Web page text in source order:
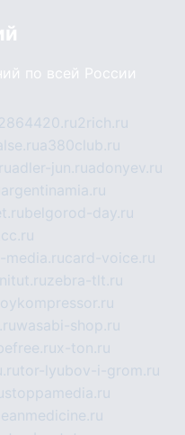
по всей России
2864420.ru2rich.ru
a380club.ru
adler-jun.ruadonyev.ru
argentinamia.ru
belgorod-day.ru
media.rucard-voice.ru
zebra-tlt.ru
wasabi-shop.ru
x-ton.ru
tor-lyubov-i-grom.ru
stoppamedia.ru